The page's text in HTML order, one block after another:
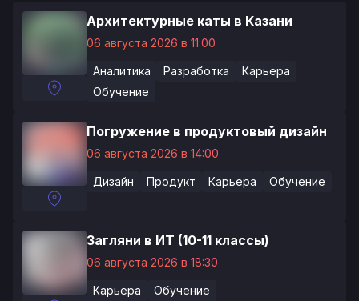
Архитектурные каты в Казани
06 августа 2026 в 11:00
Аналитика Разработка
Карьера
Обучение
Погружение в продуктовый дизайн
06 августа 2026 в 14:00
Дизайн Продукт Карьера Обучение
Загляни в ИТ (10-11 классы)
06 августа 2026 в 18:30
Карьера Обучение